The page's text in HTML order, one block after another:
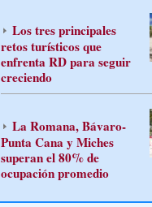
Los tres principales
retos turísticos que
enfrenta RD para seguir
creciendo
La Romana, Bávaro-
Punta Cana y Miches
superan el 80% de
ocupación promedio